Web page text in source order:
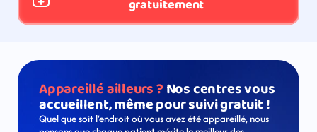
gratuitement
Appareillé ailleurs ? Nos centres vous
accueillent, même pour suivi gratuit !
Quel que soit l’endroit où vous avez été appareillé, nous